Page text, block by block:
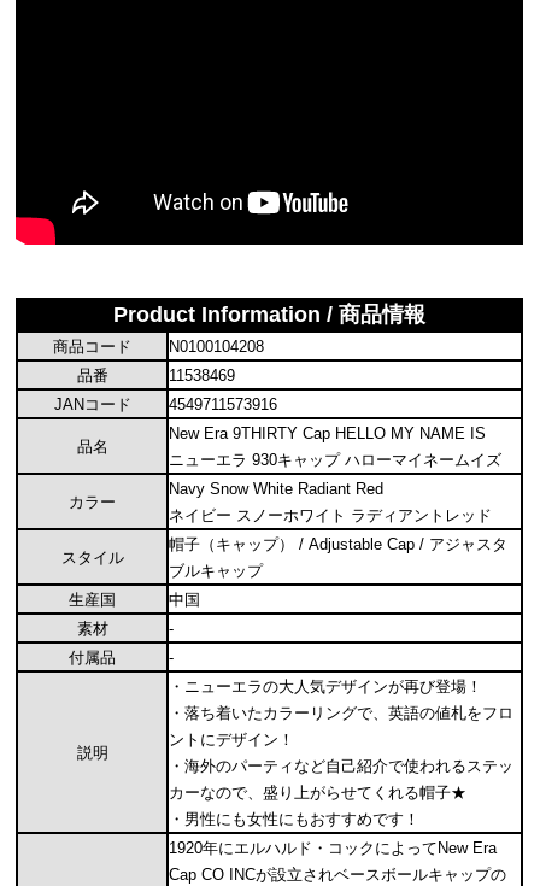
Product Information / 商品情報
商品コード
N0100104208
品番
11538469
JANコード
4549711573916
品名
New Era 9THIRTY Cap HELLO MY NAME IS
ニューエラ 930キャップ ハローマイネームイズ
カラー
Navy Snow White Radiant Red
ネイビー スノーホワイト ラディアントレッド
スタイル
帽子（キャップ） / Adjustable Cap / アジャスタ
ブルキャップ
生産国
中国
素材
-
付属品
-
説明
・ニューエラの大人気デザインが再び登場！
・落ち着いたカラーリングで、英語の値札をフロ
ントにデザイン！
・海外のパーティなど自己紹介で使われるステッ
カーなので、盛り上がらせてくれる帽子★
・男性にも女性にもおすすめです！
1920年にエルハルド・コックによってNew Era
Cap CO INCが設立されベースボールキャップの